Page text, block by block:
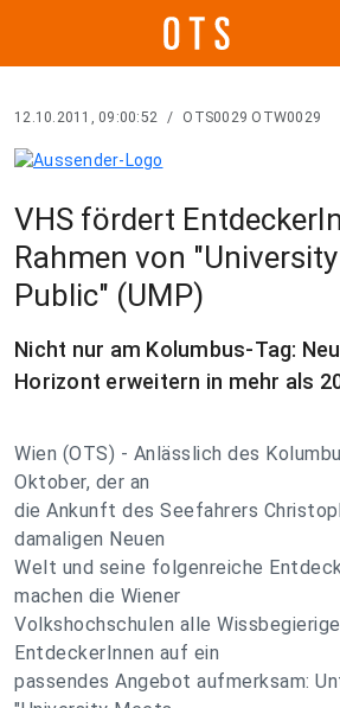
12.10.2011, 09:00:52 / OTS0029 OTW0029
VHS fördert
Rahmen von
Public" (UMP)
Nicht nur am Kolumbus-Tag:
Horizont erweitern in mehr als
Wien (OTS) - Anlässlich des
Oktober, der an
die Ankunft des Seefahrers
damaligen Neuen
Welt und seine folgenreiche
machen die Wiener
Volkshochschulen alle
EntdeckerInnen auf ein
passendes Angebot aufmerksam: